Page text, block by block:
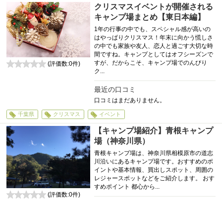
クリスマスイベントが開催される
キャンプ場まとめ【東日本編】
1年の行事の中でも、スペシャル感が高いの
はやっぱりクリスマス！年末に向かう慌しさ
の中でも家族や友人、恋人と過ごす大切な時
間ですね。キャンプとしてはオフシーズンで
すが、だからこそ、キャンプ場でのんびり
ク...
最近の口コミ
口コミはまだありません。
(評価数:0件)
千葉県 クリスマス イベント
【キャンプ場紹介】青根キャンプ
場（神奈川県）
青根キャンプ場は、神奈川県相模原市の道志
川沿いにあるキャンプ場です。おすすめのポ
イントや基本情報、買出しスポット、周囲の
レジャースポットなどをご紹介します。 おす
すめポイント 都心から...
(評価数:0件)